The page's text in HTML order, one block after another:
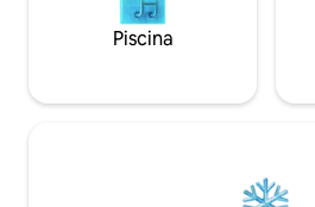
Piscina